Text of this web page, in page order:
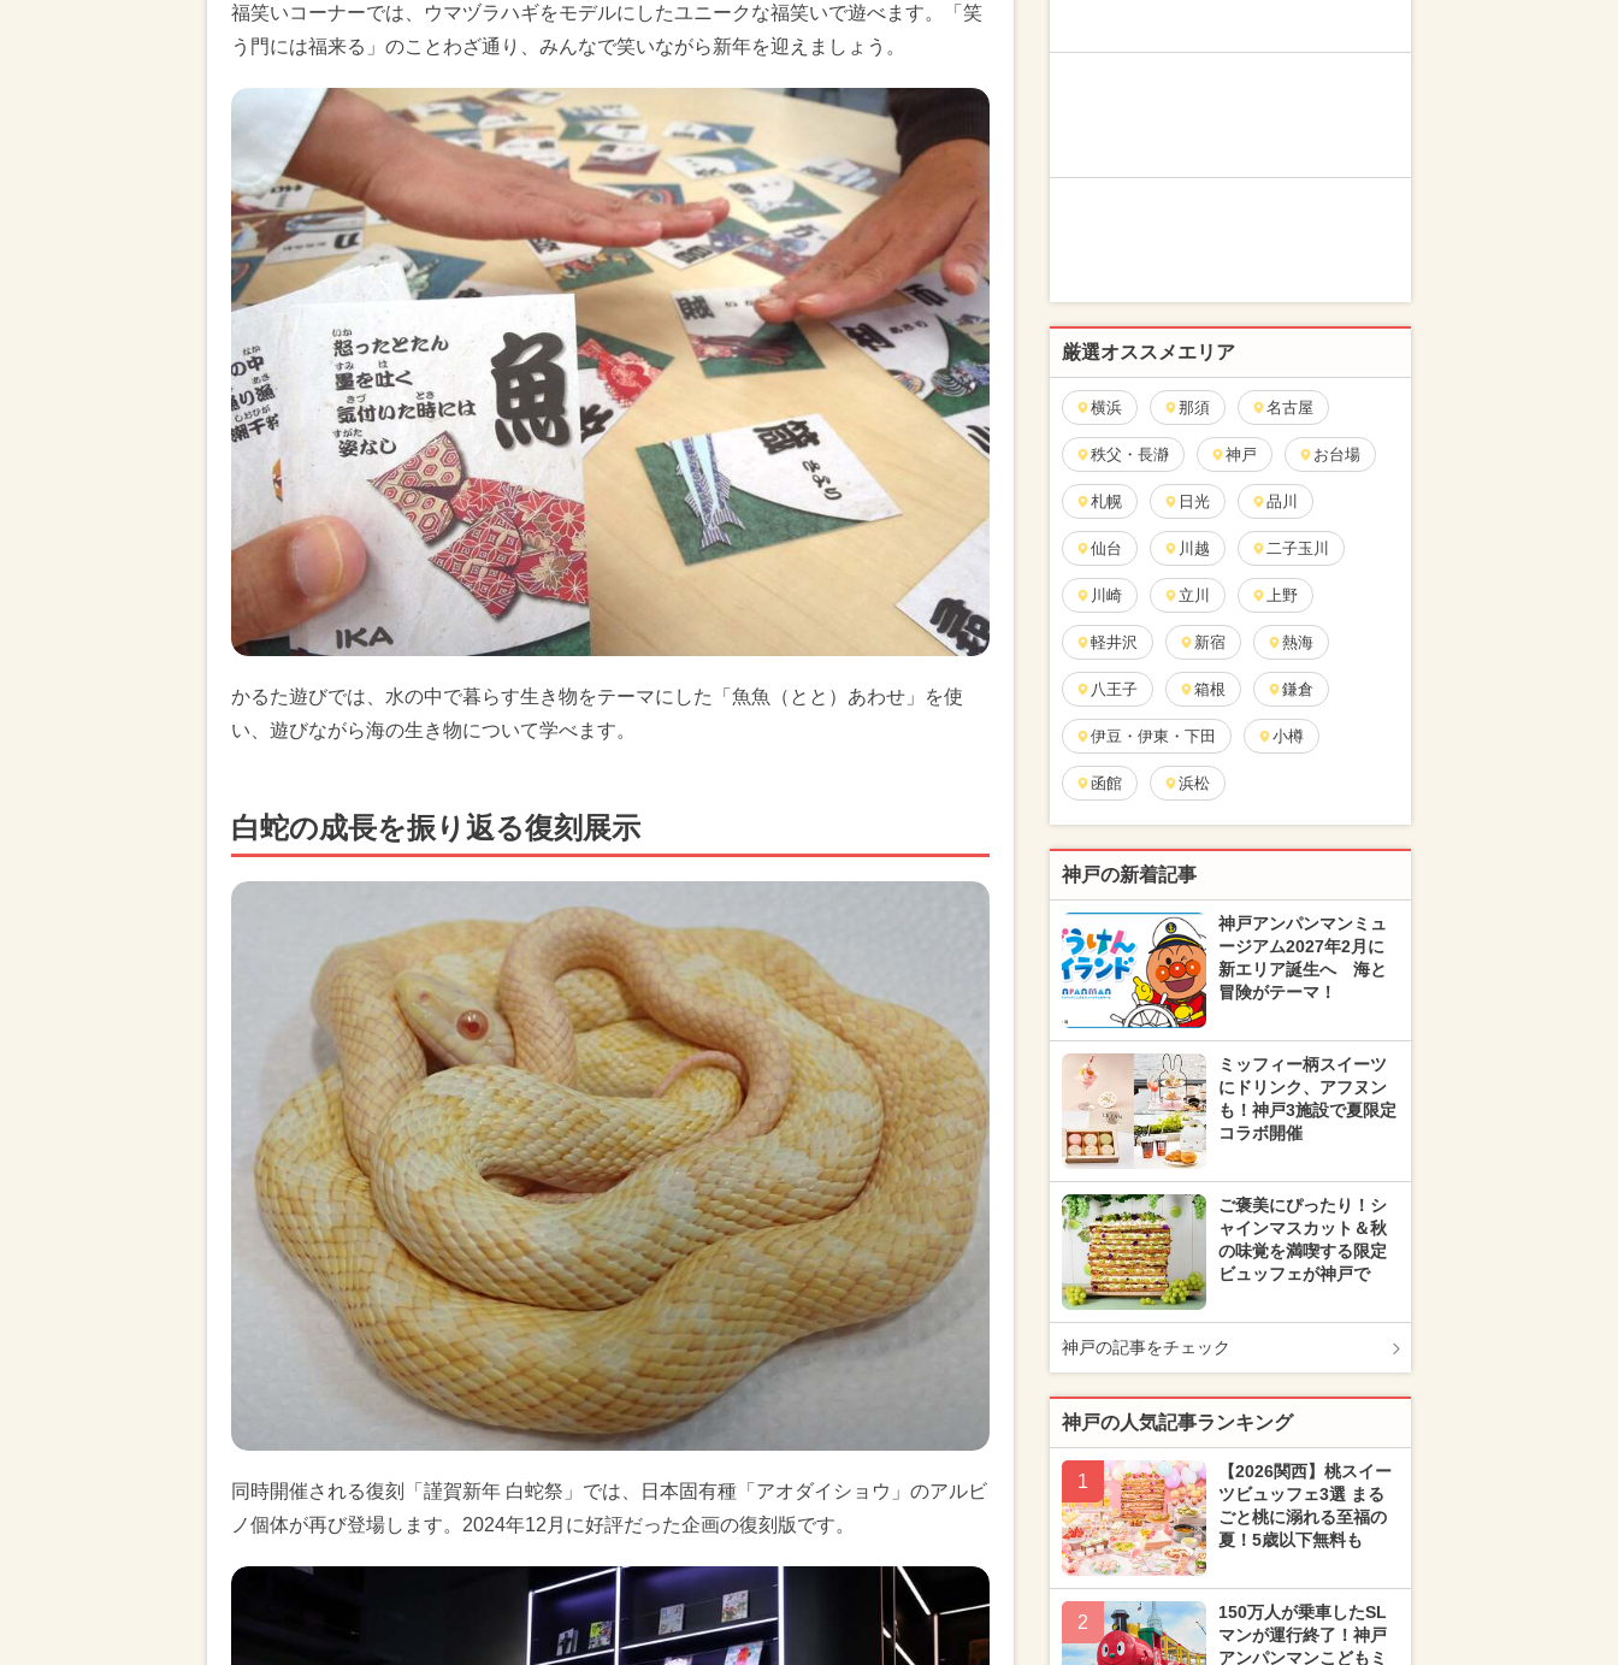
福笑いコーナーでは、ウマヅラハギをモデルにしたユニークな福笑いで遊べます。「笑
う門には福来る」のことわざ通り、みんなで笑いながら新年を迎えましょう。
かるた遊びでは、水の中で暮らす生き物をテーマにした「魚魚（とと）あわせ」を使
い、遊びながら海の生き物について学べます。
白蛇の成長を振り返る復刻展示
同時開催される復刻「謹賀新年 白蛇祭」では、日本固有種「アオダイショウ」のアルビ
ノ個体が再び登場します。2024年12月に好評だった企画の復刻版です。
厳選オススメエリア
横浜 那須 名古屋
秩父・長瀞 神戸 お台場
札幌 日光 品川
仙台 川越 二子玉川
川崎 立川 上野
軽井沢 新宿 熱海
八王子 箱根 鎌倉
伊豆・伊東・下田 小樽
函館 浜松
神戸の新着記事
神戸アンパンマンミュ
ージアム2027年2月に
新エリア誕生へ 海と
冒険がテーマ！
ミッフィー柄スイーツ
にドリンク、アフヌン
も！神戸3施設で夏限定
コラボ開催
ご褒美にぴったり！シ
ャインマスカット＆秋
の味覚を満喫する限定
ビュッフェが神戸で
神戸の記事をチェック
神戸の人気記事ランキング
1
【2026関西】桃スイー
ツビュッフェ3選 まる
ごと桃に溺れる至福の
夏！5歳以下無料も
2
150万人が乗車したSL
マンが運行終了！神戸
アンパンマンこどもミ